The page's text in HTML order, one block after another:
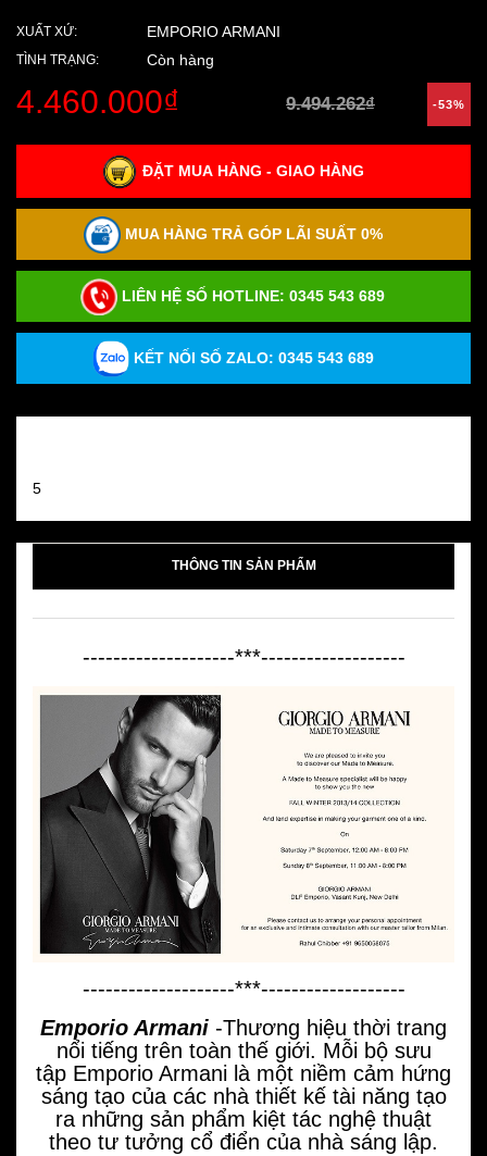
XUẤT XỨ: EMPORIO ARMANI
TÌNH TRẠNG: Còn hàng
4.460.000₫ 9.494.262₫ -53%
ĐẶT MUA HÀNG - GIAO HÀNG
MUA HÀNG TRẢ GÓP LÃI SUẤT 0%
LIÊN HỆ SỐ HOTLINE: 0345 543 689
KẾT NỐI SỐ ZALO: 0345 543 689
5
THÔNG TIN SẢN PHẨM
--------------------***-------------------
--------------------***-------------------
Emporio Armani -Thương hiệu thời trang
nổi tiếng trên toàn thế giới. Mỗi bộ sưu
tập Emporio Armani là một niềm cảm hứng
sáng tạo của các nhà thiết kế tài năng tạo
ra những sản phẩm kiệt tác nghệ thuật
theo tư tưởng cổ điển của nhà sáng lập.